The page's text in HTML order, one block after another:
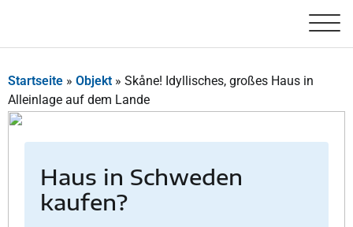
Startseite » Objekt » Skåne! Idyllisches, großes Haus in
Alleinlage auf dem Lande
Haus in Schweden
kaufen?